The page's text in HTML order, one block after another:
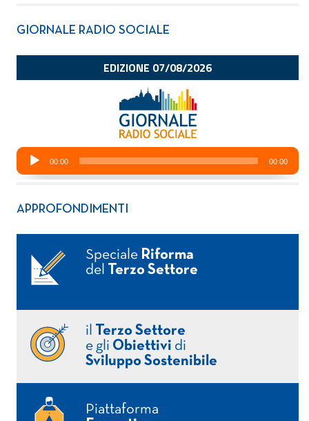
GIORNALE RADIO SOCIALE
APPROFONDIMENTI
Speciale Riforma
del
Terzo Settore
il
Terzo Settore
e gli Obiettivi di
Sviluppo Sostenibile
Piattaforma